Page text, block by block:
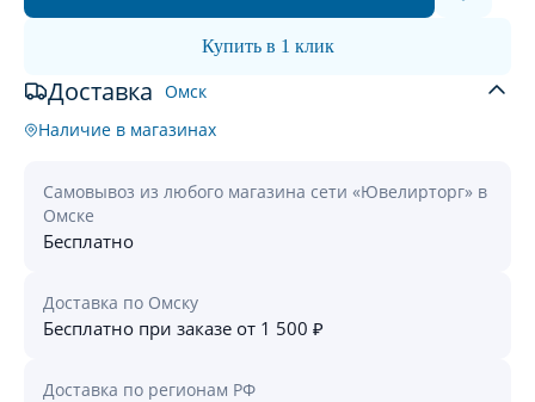
Купить в 1 клик
Доставка Омск
Наличие в магазинах
Самовывоз из любого магазина сети «Ювелирторг» в
Омске
Бесплатно
Доставка по Омску
Бесплатно при заказе от 1 500 ₽
Доставка по регионам РФ